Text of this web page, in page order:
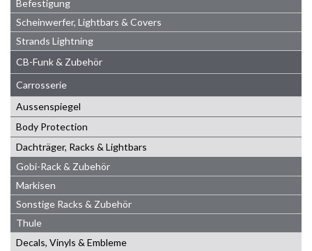
Befestigung
Scheinwerfer, Lightbars & Covers
Strands Lightning
CB-Funk & Zubehör
Carrosserie
Aussenspiegel
Body Protection
Dachträger, Racks & Lightbars
Gobi-Rack & Zubehör
Markisen
Sonstige Racks & Zubehör
Thule
Decals, Vinyls & Embleme